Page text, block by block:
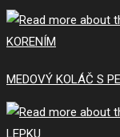
MEDOVÝ KOLÁČ S